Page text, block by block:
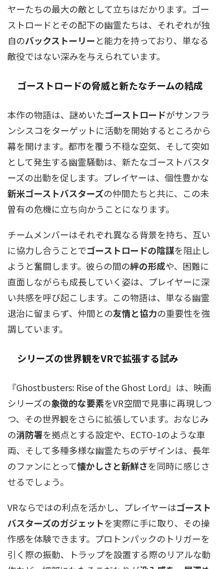
ヤーたちの最大の敵として立ちはだかります。ゴー
ストロードとその配下の幽霊たちは、それぞれが独
自のバックストーリーと能力を持っており、単なる
敵役ではない深みを与えられています。
ゴーストロードの脅威と新たなチームの結成
本作の物語は、謎めいたゴーストロードがサンフラ
ンシスコをターゲットに活動を開始するところから
幕を開けます。都市を覆う不穏な空気、そして突如
として発生する幽霊騒動は、新たなゴーストバスタ
ーズの出動を促します。プレイヤーは、個性豊かな
新米ゴーストバスターズの仲間たちと共に、この未
曽有の危機に立ち向かうことになります。
チームメンバーはそれぞれ異なる背景を持ち、互い
に協力し合うことでゴーストロードの陰謀を阻止し
ようと奮闘します。彼らの間の絆の形成や、困難に
直面しながらも成長していく姿は、プレイヤーに深
い共感を呼び起こします。この物語は、単なる幽霊
退治に留まらず、仲間との友情と協力の重要性を強
調しています。
シリーズの世界観をVRで拡張する試み
『Ghostbusters: Rise of the Ghost Lord』は、映画
シリーズの象徴的な要素をVR空間で見事に再現しつ
つ、その世界観をさらに拡張しています。おなじみ
の消防署を拠点とする設定や、ECTO-1のような車
両、そして多種多様な幽霊たちのデザインは、長年
のファンにとって懐かしさと新鮮さを同時に感じさ
せるでしょう。
VRならではの利点を活かし、プレイヤーはゴースト
バスターズのガジェットを実際に手に取り、その操
作感を体験できます。プロトンパックのトリガーを
引く際の振動、トラップを設置する際のリアルな動